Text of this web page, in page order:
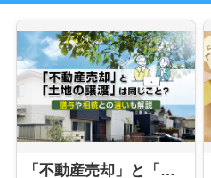
「不動産売却」と「土地の譲渡」、「贈与」や「相続」の違いを解説